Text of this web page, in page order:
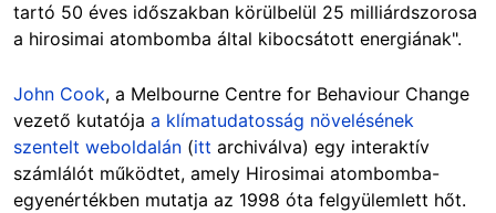
tartó 50 éves időszakban körülbelül 25 milliárdszorosa
a hirosimai atombomba által kibocsátott energiának".
John Cook, a Melbourne Centre for Behaviour Change
vezető kutatója a klímatudatosság növelésének
szentelt weboldalán (itt archiválva) egy interaktív
számlálót működtet, amely Hirosimai atombomba-
egyenértékben mutatja az 1998 óta felgyülemlett hőt.